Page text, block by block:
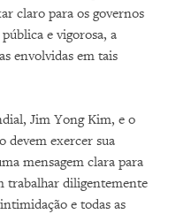
claro para os governos
e vigorosa, a
envolvidas em tais
Jim Yong Kim, e o
devem exercer sua
mensagem clara para
trabalhar diligentemente
e todas as